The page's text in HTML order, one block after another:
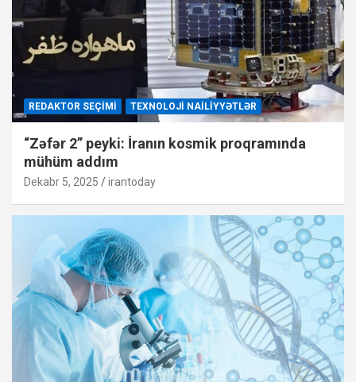
REDAKTOR SEÇIMI TEXNOLOJI NAILIYYƏTLƏR
“Zəfər 2” peyki: İranın kosmik proqramında
mühüm addım
Dekabr 5, 2025 irantoday